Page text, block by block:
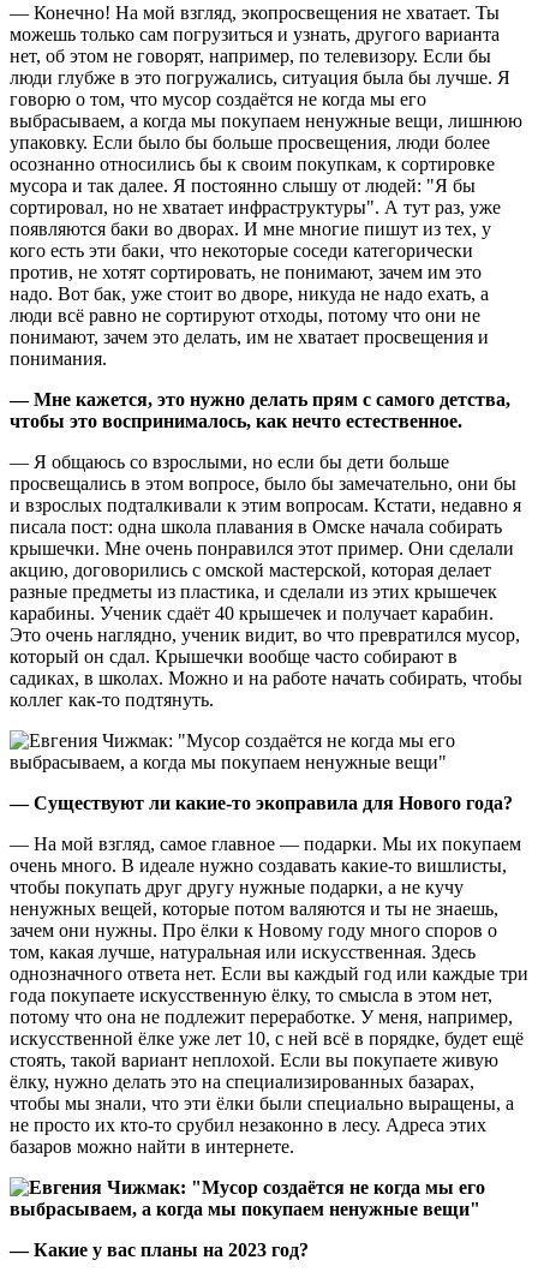
— Конечно! На мой взгляд, экопросвещения не хватает. Ты
можешь только сам погрузиться и узнать, другого варианта
нет, об этом не говорят, например, по телевизору. Если бы
люди глубже в это погружались, ситуация была бы лучше. Я
говорю о том, что мусор создаётся не когда мы его
выбрасываем, а когда мы покупаем ненужные вещи, лишнюю
упаковку. Если было бы больше просвещения, люди более
осознанно относились бы к своим покупкам, к сортировке
мусора и так далее. Я постоянно слышу от людей: "Я бы
сортировал, но не хватает инфраструктуры". А тут раз, уже
появляются баки во дворах. И мне многие пишут из тех, у
кого есть эти баки, что некоторые соседи категорически
против, не хотят сортировать, не понимают, зачем им это
надо. Вот бак, уже стоит во дворе, никуда не надо ехать, а
люди всё равно не сортируют отходы, потому что они не
понимают, зачем это делать, им не хватает просвещения и
понимания.
— Мне кажется, это нужно делать прям с самого детства,
чтобы это воспринималось, как нечто естественное.
— Я общаюсь со взрослыми, но если бы дети больше
просвещались в этом вопросе, было бы замечательно, они бы
и взрослых подталкивали к этим вопросам. Кстати, недавно я
писала пост: одна школа плавания в Омске начала собирать
крышечки. Мне очень понравился этот пример. Они сделали
акцию, договорились с омской мастерской, которая делает
разные предметы из пластика, и сделали из этих крышечек
карабины. Ученик сдаёт 40 крышечек и получает карабин.
Это очень наглядно, ученик видит, во что превратился мусор,
который он сдал. Крышечки вообще часто собирают в
садиках, в школах. Можно и на работе начать собирать, чтобы
коллег как-то подтянуть.
— Существуют ли какие-то экоправила для Нового года?
— На мой взгляд, самое главное — подарки. Мы их покупаем
очень много. В идеале нужно создавать какие-то вишлисты,
чтобы покупать друг другу нужные подарки, а не кучу
ненужных вещей, которые потом валяются и ты не знаешь,
зачем они нужны. Про ёлки к Новому году много споров о
том, какая лучше, натуральная или искусственная. Здесь
однозначного ответа нет. Если вы каждый год или каждые три
года покупаете искусственную ёлку, то смысла в этом нет,
потому что она не подлежит переработке. У меня, например,
искусственной ёлке уже лет 10, с ней всё в порядке, будет ещё
стоять, такой вариант неплохой. Если вы покупаете живую
ёлку, нужно делать это на специализированных базарах,
чтобы мы знали, что эти ёлки были специально выращены, а
не просто их кто-то срубил незаконно в лесу. Адреса этих
базаров можно найти в интернете.
— Какие у вас планы на 2023 год?